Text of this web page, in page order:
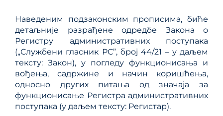
Наведеним подзаконским прописима, биће
детаљније разрађене одредбе Закона о
Регистру административних поступака
(„Службени гласник РС”, број 44/21 – у даљем
тексту: Закон), у погледу функционисања и
вођења, садржине и начин коришћења,
односно других питања од значаја за
функционисање Регистра административних
поступака (у даљем тексту: Регистар).